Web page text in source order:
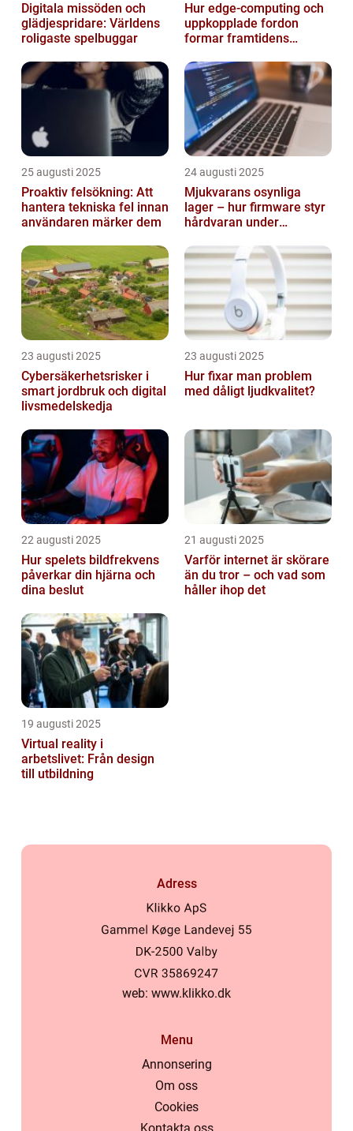
Digitala missöden och
glädjespridare: Världens
roligaste spelbuggar
Hur edge‑computing och
uppkopplade fordon
formar framtidens
25 augusti 2025
Proaktiv felsökning: Att
hantera tekniska fel innan
användaren märker dem
24 augusti 2025
Mjukvarans osynliga
lager – hur firmware styr
hårdvaran under
23 augusti 2025
Cybersäkerhetsrisker i
smart jordbruk och digital
livsmedelskedja
23 augusti 2025
Hur fixar man problem
med dåligt ljudkvalitet?
22 augusti 2025
Hur spelets bildfrekvens
påverkar din hjärna och
dina beslut
21 augusti 2025
Varför internet är skörare
än du tror – och vad som
håller ihop det
19 augusti 2025
Virtual reality i
arbetslivet: Från design
till utbildning
Adress
web: www.klikko.dk
Menu
Annonsering
Om oss
Cookies